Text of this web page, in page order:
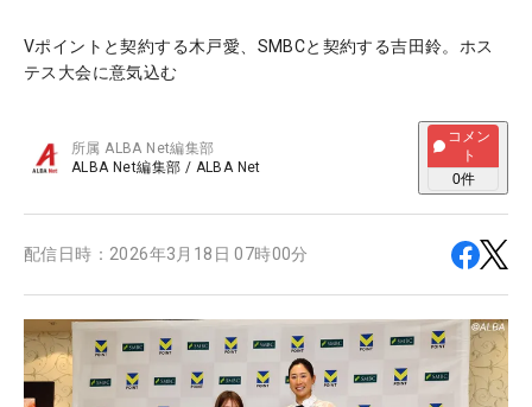
Vポイントと契約する木戸愛、SMBCと契約する吉田鈴。ホス
テス大会に意気込む
所属ALBA Net編集部
ALBA Net編集部 / ALBA Net
コメン
ト
0件
配信日時： 2026年3月18日 07時00分